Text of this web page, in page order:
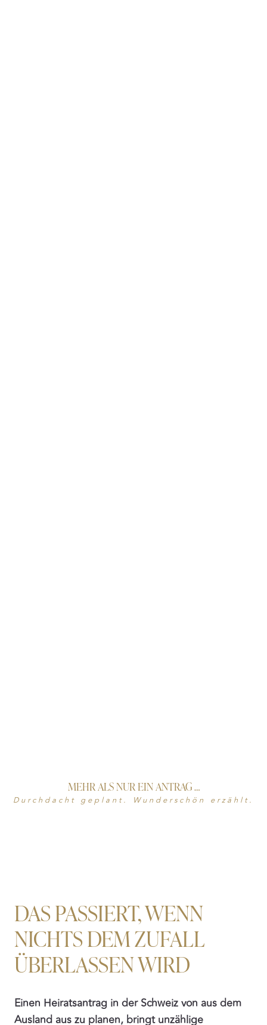
MEHR ALS NUR EIN ANTRAG …
Durchdacht geplant. Wunderschön erzählt.
DAS PASSIERT, WENN
NICHTS DEM ZUFALL
ÜBERLASSEN WIRD
Einen Heiratsantrag in der Schweiz von aus dem
Ausland aus zu planen, bringt unzählige